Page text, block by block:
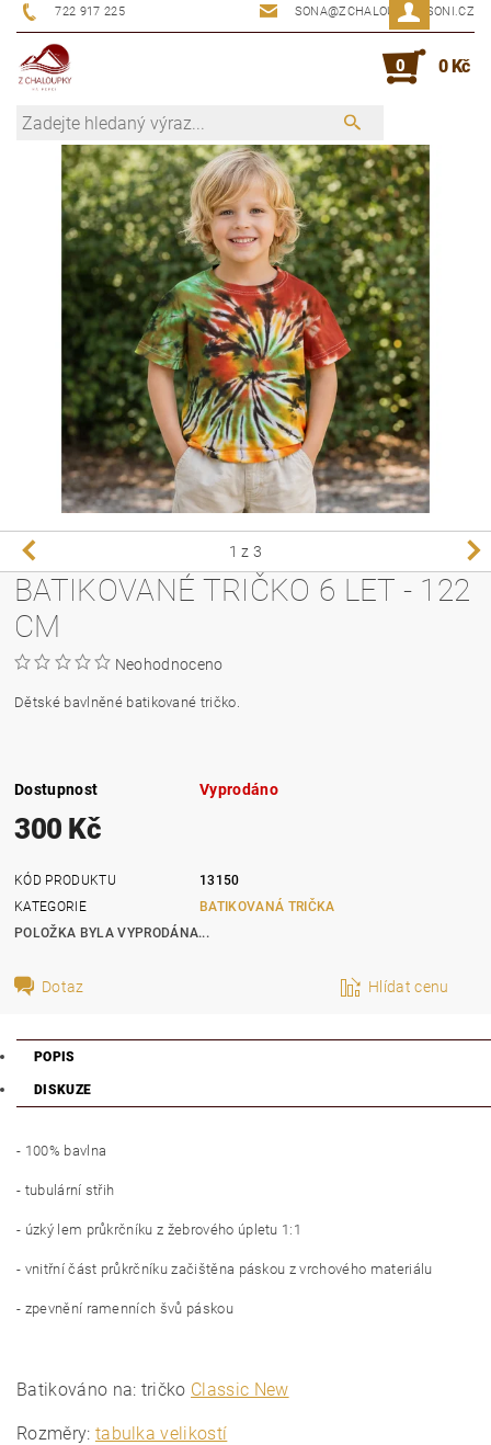
722 917 225 SONA@ZCHALOUPKYUSONI.CZ
0 0 Kč
1 z 3
BATIKOVANÉ TRIČKO 6 LET - 122
CM
Neohodnoceno
Dětské bavlněné batikované tričko.
Dostupnost Vyprodáno
300 Kč
KÓD PRODUKTU
13150
KATEGORIE
BATIKOVANÁ TRIČKA
POLOŽKA BYLA VYPRODÁNA...
Dotaz Hlídat cenu
POPIS
DISKUZE
- 100% bavlna
- tubulární střih
- úzký lem průkrčníku z žebrového úpletu 1:1
- vnitřní část průkrčníku začištěna páskou z vrchového materiálu
- zpevnění ramenních švů páskou
Batikováno na: tričko Classic New
Rozměry: tabulka velikostí